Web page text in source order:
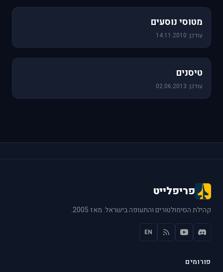
מטוסי נוסעים
עודכן: 14.11.2010
טיסנים
עודכן: 02.06.2013
פריפלייט
קהילת הסימולטורים והתעופה בישראל. מאז 2005.
EN
פורומים